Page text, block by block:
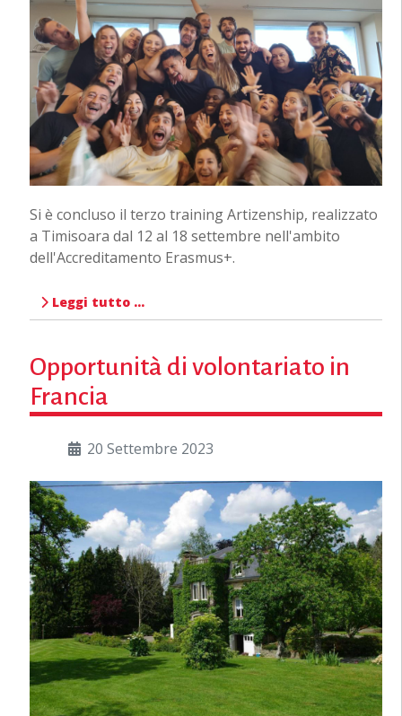
Si è concluso il terzo training Artizenship, realizzato
a Timisoara dal 12 al 18 settembre nell'ambito
dell'Accreditamento Erasmus+.
Leggi tutto …
Opportunità di volontariato in
Francia
20 Settembre 2023